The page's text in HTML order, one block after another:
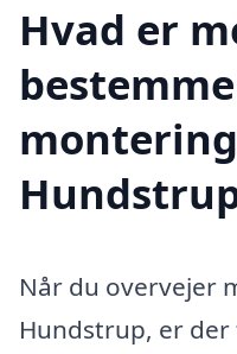
Hvad er
Når du overvejer
Hundstrup, er